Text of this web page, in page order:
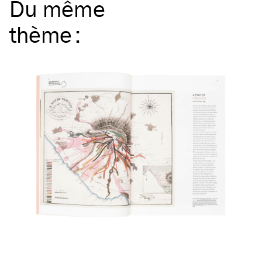
Du même
thème: